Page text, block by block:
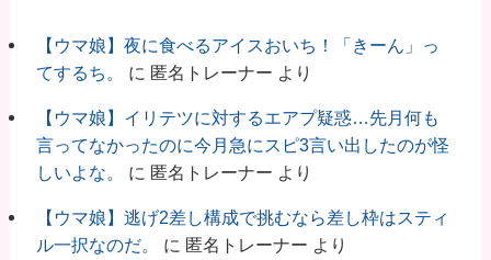
【ウマ娘】夜に食べるアイスおいち！「きーん」っ
てするち。
に 匿名トレーナー より
【ウマ娘】イリテツに対するエアプ疑惑…先月何も
言ってなかったのに今月急にスピ3言い出したのが怪
しいよな。
に 匿名トレーナー より
【ウマ娘】逃げ2差し構成で挑むなら差し枠はスティ
ル一択なのだ。
に 匿名トレーナー より